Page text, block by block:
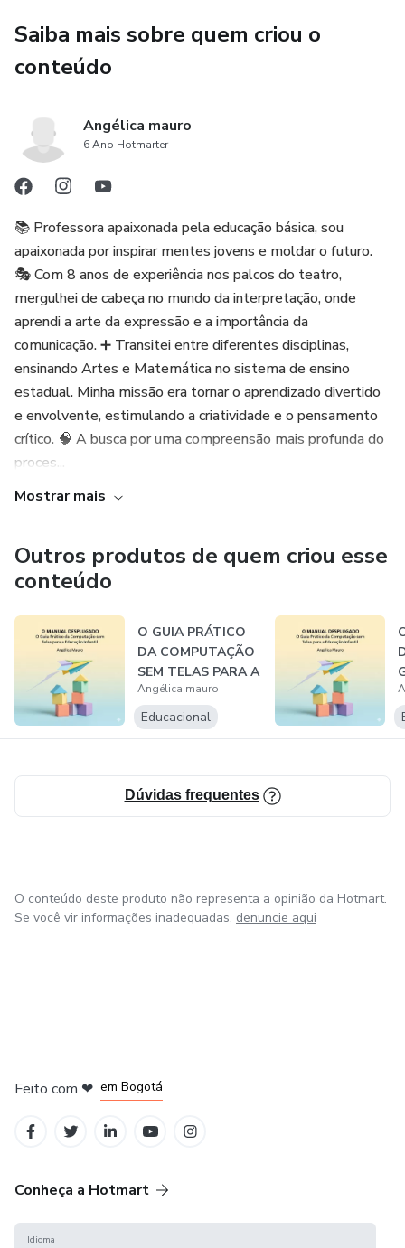
tecnologia.
Cada atividade inclui objetivo pedagógico, materiais
necessários, tempo estimado, competências da BNCC e
sugestões de avaliação, facilitando a aplicação em sala de
aula.
Entre as atividades propostas estão jogos corporais,
desafios de lógica, brincadeiras tradicionais adaptadas e
experiências criativas que ajudam as crianças a
compreender como a tecnologia funciona, mesmo sem
utilizar dispositivos eletrônicos.
O material foi pensado para ser prático, acessível e
aplicável em qualquer escola, utilizando materiais simples
como papelão, barbante, cartolina, massinha e objetos do
Ideal para professores da Educação Infantil, coordenadores
pedagógica e trabalhar os conceitos de computação
exigidos pela BNCC de forma significativa e divertida.
Saiba mais sobre quem criou o
conteúdo
Angélica mauro
6 Ano Hotmarter
📚 Professora apaixonada pela educação básica, sou
apaixonada por inspirar mentes jovens e moldar o futuro.
🎭 Com 8 anos de experiência nos palcos do teatro,
mergulhei de cabeça no mundo da interpretação, onde
aprendi a arte da expressão e a importância da
comunicação. ➕ Transitei entre diferentes disciplinas,
ensinando Artes e Matemática no sistema de ensino
estadual. Minha missão era tornar o aprendizado divertido
e envolvente, estimulando a criatividade e o pensamento
crítico. 🧠 A busca por uma compreensão mais profunda do
proces...
Mostrar mais
Outros produtos de quem criou esse
conteúdo
O GUIA PRÁTICO
DA COMPUTAÇÃO
SEM TELAS PARA A
EDUCAÇÃO
INFAN...
Angélica mauro
Educacional
Dúvidas frequentes
O conteúdo deste produto não representa a opinião da Hotmart.
Se você vir informações inadequadas, denuncie aqui
Feito com ❤ em Bogotá
Conheça a Hotmart
Idioma